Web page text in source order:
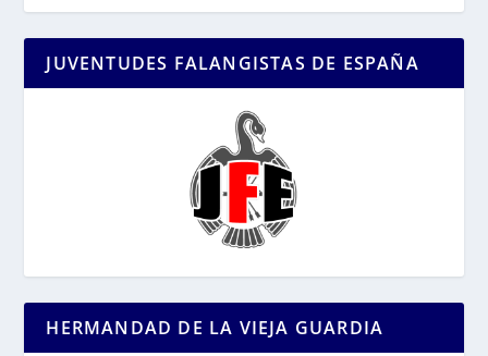
JUVENTUDES FALANGISTAS DE ESPAÑA
HERMANDAD DE LA VIEJA GUARDIA